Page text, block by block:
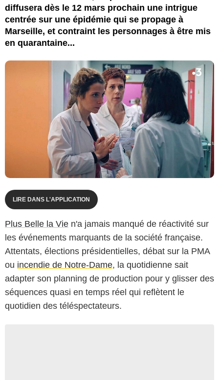
diffusera dès le 12 mars prochain une intrigue
centrée sur une épidémie qui se propage à
Marseille, et contraint les personnages à être mis
en quarantaine...
LIRE DANS L'APPLICATION
Plus Belle la Vie n'a jamais manqué de réactivité sur
les événements marquants de la société française.
Attentats, élections présidentielles, débat sur la PMA
ou incendie de Notre-Dame, la quotidienne sait
adapter son planning de production pour y glisser des
séquences quasi en temps réel qui reflètent le
quotidien des téléspectateurs.